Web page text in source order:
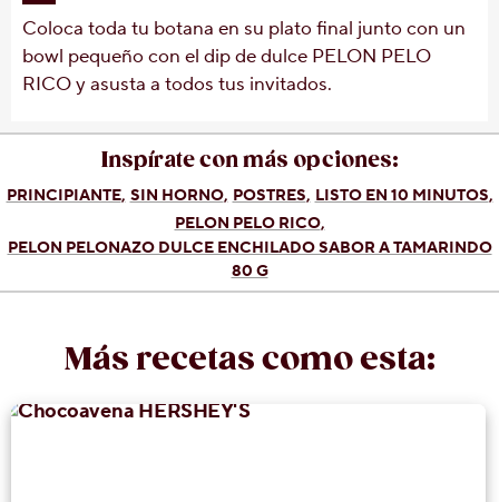
Coloca toda tu botana en su plato final junto con un
bowl pequeño con el dip de dulce PELON PELO
RICO y asusta a todos tus invitados.
Inspírate con más opciones:
PRINCIPIANTE SIN HORNO POSTRES LISTO EN 10 MINUTOS
PELON PELO RICO
PELON PELONAZO DULCE ENCHILADO SABOR A TAMARINDO
80 G
Más recetas como esta: